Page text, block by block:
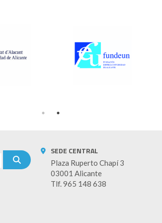
SEDE CENTRAL
Plaza Ruperto Chapí 3
03001 Alicante
Tlf. 965 148 638